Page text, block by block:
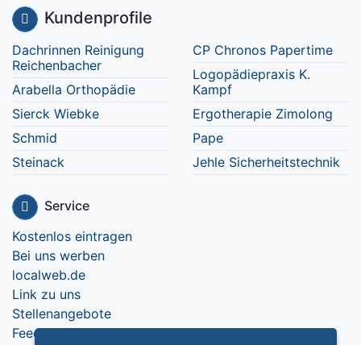
Kundenprofile
Dachrinnen Reinigung
Reichenbacher
Arabella Orthopädie
Sierck Wiebke
Schmid
Steinack
CP Chronos Papertime
Logopädiepraxis K.
Kampf
Ergotherapie Zimolong
Pape
Jehle Sicherheitstechnik
Service
Kostenlos eintragen
Bei uns werben
localweb.de
Link zu uns
Stellenangebote
Feedback